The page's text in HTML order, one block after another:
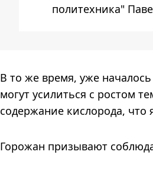
политехника"
В то же время, уже
могут усилиться с ростом
содержание кислорода, что
Горожан призывают